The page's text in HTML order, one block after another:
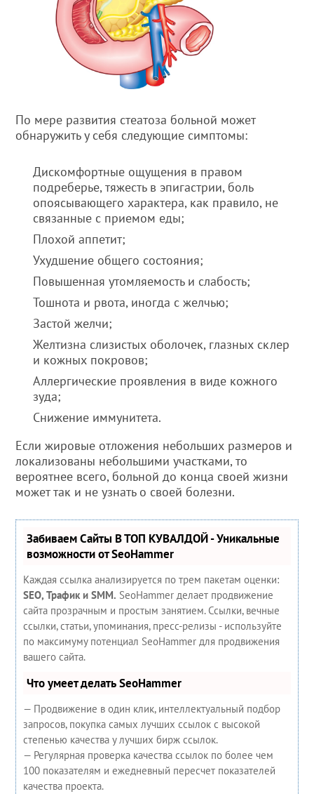
По мере развития стеатоза больной может
обнаружить у себя следующие симптомы:
Дискомфортные ощущения в правом
подреберье, тяжесть в эпигастрии, боль
опоясывающего характера, как правило, не
связанные с приемом еды;
Плохой аппетит;
Ухудшение общего состояния;
Повышенная утомляемость и слабость;
Тошнота и рвота, иногда с желчью;
Застой желчи;
Желтизна слизистых оболочек, глазных склер
и кожных покровов;
Аллергические проявления в виде кожного
зуда;
Снижение иммунитета.
Если жировые отложения небольших размеров и
локализованы небольшими участками, то
вероятнее всего, больной до конца своей жизни
может так и не узнать о своей болезни.
Забиваем Сайты В ТОП КУВАЛДОЙ - Уникальные
возможности от SeoHammer
Каждая ссылка анализируется по трем пакетам оценки:
SEO, Трафик и SMM. SeoHammer делает продвижение
сайта прозрачным и простым занятием. Ссылки, вечные
ссылки, статьи, упоминания, пресс-релизы - используйте
по максимуму потенциал SeoHammer для продвижения
вашего сайта.
Что умеет делать SeoHammer
— Продвижение в один клик, интеллектуальный подбор
запросов, покупка самых лучших ссылок с высокой
степенью качества у лучших бирж ссылок.
— Регулярная проверка качества ссылок по более чем
100 показателям и ежедневный пересчет показателей
качества проекта.